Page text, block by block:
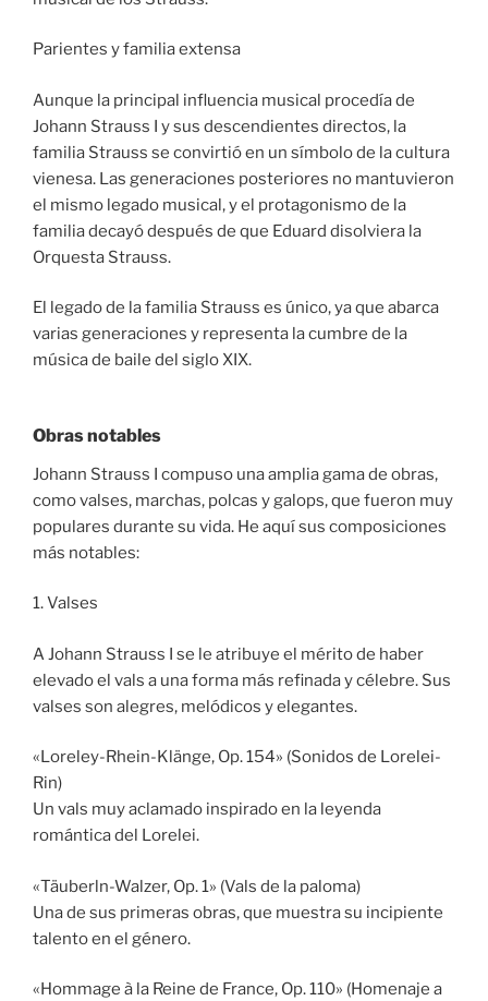
Parientes y familia extensa
Aunque la principal influencia musical procedía de
Johann Strauss I y sus descendientes directos, la
familia Strauss se convirtió en un símbolo de la cultura
vienesa. Las generaciones posteriores no mantuvieron
el mismo legado musical, y el protagonismo de la
familia decayó después de que Eduard disolviera la
Orquesta Strauss.
El legado de la familia Strauss es único, ya que abarca
varias generaciones y representa la cumbre de la
música de baile del siglo XIX.
Obras notables
Johann Strauss I compuso una amplia gama de obras,
como valses, marchas, polcas y galops, que fueron muy
populares durante su vida. He aquí sus composiciones
más notables:
1. Valses
A Johann Strauss I se le atribuye el mérito de haber
elevado el vals a una forma más refinada y célebre. Sus
valses son alegres, melódicos y elegantes.
«Loreley-Rhein-Klänge, Op. 154» (Sonidos de Lorelei-
Rin)
Un vals muy aclamado inspirado en la leyenda
romántica del Lorelei.
«Täuberln-Walzer, Op. 1» (Vals de la paloma)
Una de sus primeras obras, que muestra su incipiente
talento en el género.
«Hommage à la Reine de France, Op. 110» (Homenaje a